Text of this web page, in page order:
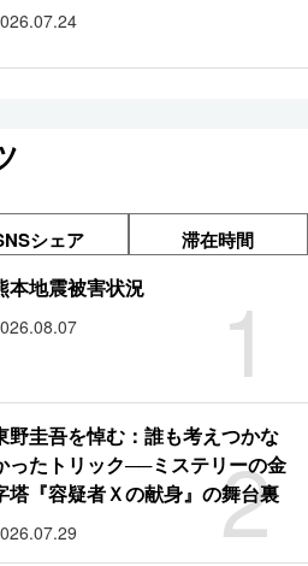
シェア 滞在時間
1
本地震被害状況
2
野圭吾を悼む：誰も考えつかな
ったトリック──ミステリーの金
塔『容疑者Ｘの献身』の舞台裏